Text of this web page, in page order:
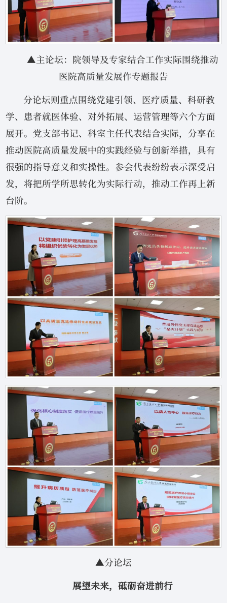
▲主论坛：院领导及专家结合工作实际围绕推动
医院高质量发展作专题报告
分论坛则重点围绕党建引领、医疗质量、科研教
学、患者就医体验、对外拓展、运营管理等六个方面
展开。党支部书记、科室主任代表结合实际，分享在
推动医院高质量发展中的实践经验与创新举措，具有
很强的指导意义和实操性。参会代表纷纷表示深受启
发，将把所学所思转化为实际行动，推动工作再上新
台阶。
▲分论坛
展望未来，砥砺奋进前行